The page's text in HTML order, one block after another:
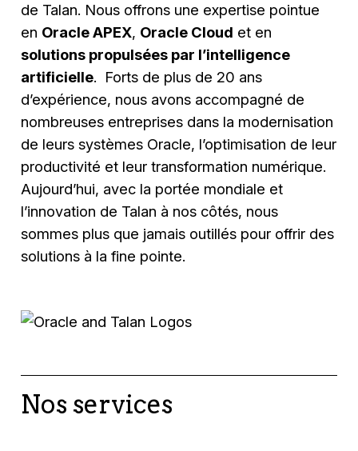
de Talan. Nous offrons une expertise pointue
en Oracle APEX, Oracle Cloud et en
solutions propulsées par l’intelligence
artificielle. Forts de plus de 20 ans
d’expérience, nous avons accompagné de
nombreuses entreprises dans la modernisation
de leurs systèmes Oracle, l’optimisation de leur
productivité et leur transformation numérique.
Aujourd’hui, avec la portée mondiale et
l’innovation de Talan à nos côtés, nous
sommes plus que jamais outillés pour offrir des
solutions à la fine pointe.
Nos services